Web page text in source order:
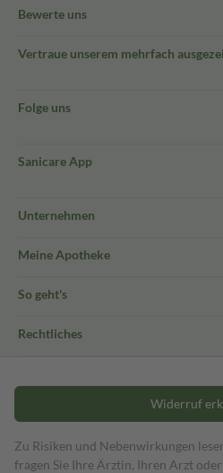
Bewerte uns
Vertraue unserem mehrfach
Folge uns
Sanicare App
Unternehmen
Meine Apotheke
So geht's
Rechtliches
Widerruf
Zu Risiken und Nebenwirkungen
fragen Sie Ihre Ärztin, Ihren Arzt